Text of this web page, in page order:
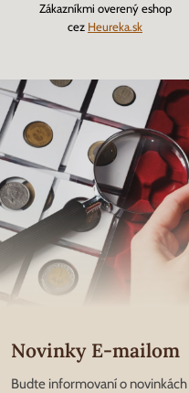
Zákazníkmi overený eshop
cez Heureka.sk
Novinky E-mailom
Budte informovaní o